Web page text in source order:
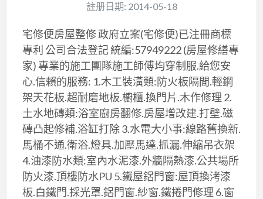
註册日期: 2014-05-18
宅修便房屋整修 政府立案(宅修便)已注冊商標
專利 公司合法登記 統編:57949222 (房屋修繕專
家) 專業的施工團隊施工師傅均穿制服.給您安
心.信賴的服務: 1.木工裝潢類:防火板隔間.輕鋼
架天花板.超耐磨地板.櫥櫃.換門片.木作修理 2.
土水地磚類:浴室廚房翻修.房屋增改建.打壁.磁
磚凸起修補.浴缸打除 3.水電大小事:線路舊換新.
馬桶不通.衛浴.燈具.加壓馬達.抓漏.伸縮吊衣架
4.油漆防水類:室內水泥漆.外牆隔熱漆.公共場所
防火漆.頂樓防水PU 5.鐵屋鋁門窗:屋頂換洘漆
板.白鐵門.採光罩.鋁門窗.紗窗.鐵捲門修理 6.窗